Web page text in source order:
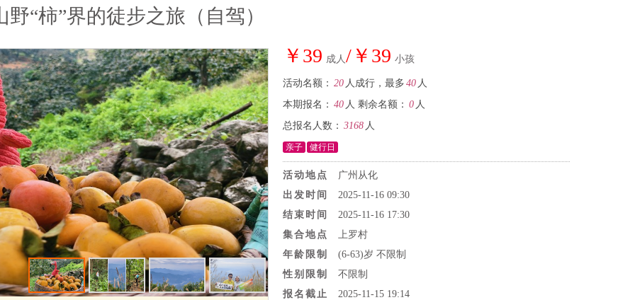
“柿”界的徒步之旅（自驾）
￥39 成人/￥39 小孩
活动名额： 20 人成行，最多 40 人
本期报名： 40 人 剩余名额： 0 人
总报名人数： 3168 人
亲子 健行日
活动地点
广州从化
出发时间
2025-11-16 09:30
结束时间
2025-11-16 17:30
集合地点
上罗村
年龄限制
(6-63)岁 不限制
性别限制
不限制
报名截止
2025-11-15 19:14